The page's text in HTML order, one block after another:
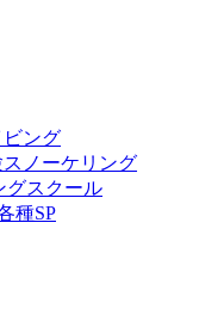
ング
ノーケリング
グスクール
種SP